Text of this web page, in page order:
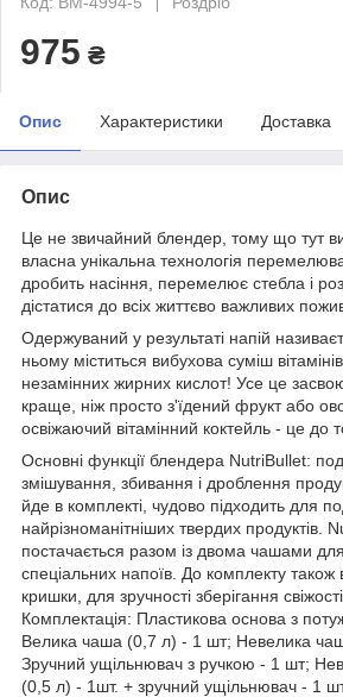
975 ₴
Опис Характеристики Доставка
Опис
Це не звичайний блендер, тому що тут
власна унікальна технологія
дробить насіння, перемелює стебла і
дістатися до всіх життєво важливих
Одержуваний у результаті напій
ньому міститься вибухова суміш
незамінних жирних кислот! Усе це
краще, ніж просто з'їдений фрукт або
освіжаючий вітамінний коктейль - це до
Основні функції блендера NutriBullet:
змішування, збивання і дроблення
йде в комплекті, чудово підходить для
найрізноманітніших твердих продуктів.
постачається разом із двома чашами
спеціальних напоїв. До комплекту також
кришки, для зручності зберігання
Комплектація: Пластикова основа з
Велика чаша (0,7 л) - 1 шт; Невелика
Зручний ущільнювач з ручкою - 1 шт;
(0,5 л) - 1шт. + зручний ущільнювач - 1